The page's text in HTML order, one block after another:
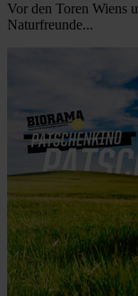
Vor den Toren Wiens
Naturfreunde...